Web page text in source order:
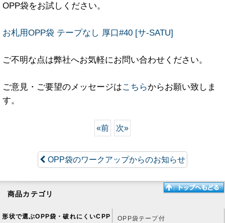
OPP袋をお試しください。
お札用OPP袋 テープなし 厚口#40 [サ-SATU]
ご不明な点は弊社へお気軽にお問い合わせください。
ご意見・ご要望のメッセージはこちらからお願い致しま
す。
«前 次»
OPP袋のワークアップからのお知らせ
商品カテゴリ
形状で選ぶOPP袋・破れにくいCPP
OPP袋テープ付